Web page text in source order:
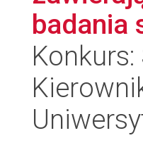
badania
Konkurs: